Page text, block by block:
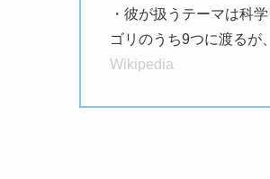
・彼が扱うテーマは科
ゴリのうち9つに渡るが
Wikipedia